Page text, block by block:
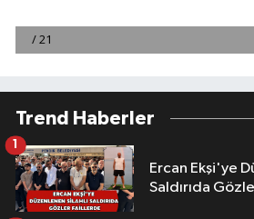
Trend Haberler
Ercan Ekşi'ye Düzenlenen Silahlı
Saldırıda
1